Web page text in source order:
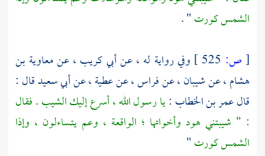
الشمس كورت" .
[ص: وفي رواية له ، عنأبي كريب ،عنمعاوية بن
هشام ،عنشيبان ،عنفراس ،عنعطية ،عنأبي سعيدقال :
قالعمر بن الخطاب :يا رسول الله ، أسرع إليك الشيب . فقال
: " شيبتني هود وأخواتها ؛ الواقعة ، وعم يتساءلون ، وإذا
الشمس كورت"